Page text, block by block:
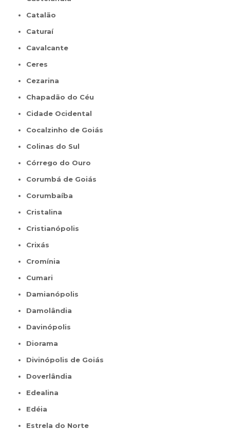
Catalão
Caturaí
Cavalcante
Ceres
Cezarina
Chapadão do Céu
Cidade Ocidental
Cocalzinho de Goiás
Colinas do Sul
Córrego do Ouro
Corumbá de Goiás
Corumbaíba
Cristalina
Cristianópolis
Crixás
Cromínia
Cumari
Damianópolis
Damolândia
Davinópolis
Diorama
Divinópolis de Goiás
Doverlândia
Edealina
Edéia
Estrela do Norte